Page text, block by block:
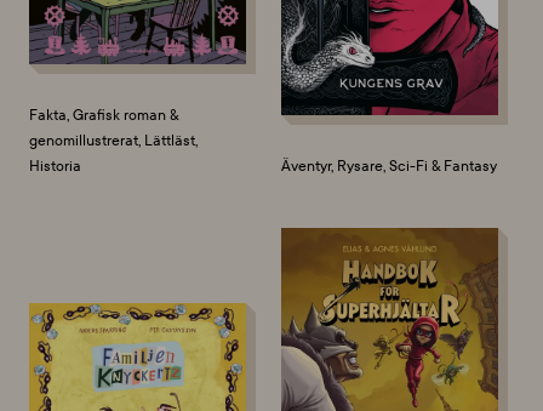
Fakta, Grafisk roman &
genomillustrerat, Lättläst,
Historia
Äventyr, Rysare, Sci-Fi & Fantasy